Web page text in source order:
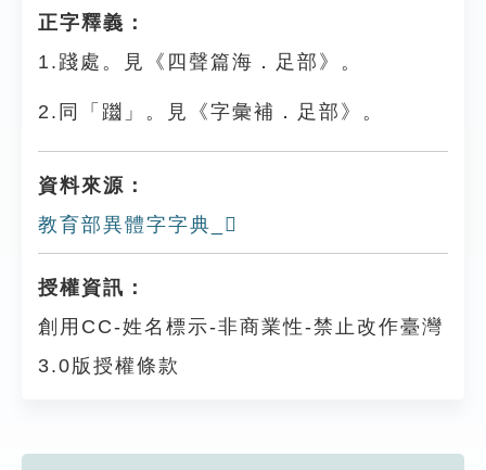
正字釋義：
1.踐處。見《四聲篇海．足部》。
2.同「躖」。見《字彙補．足部》。
資料來源：
教育部異體字字典_𨇔
授權資訊：
創用CC-姓名標示-非商業性-禁止改作臺灣
3.0版授權條款